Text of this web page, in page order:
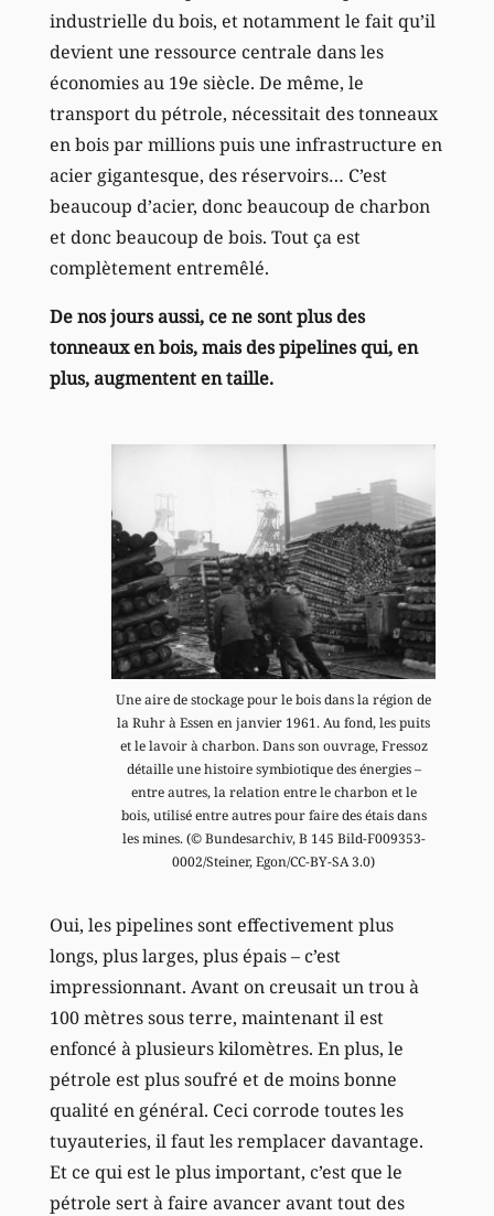
industrielle du bois, et notamment le fait qu’il
devient une ressource centrale dans les
économies au 19e siècle. De même, le
transport du pétrole, nécessitait des tonneaux
en bois par millions puis une infrastructure en
acier gigantesque, des réservoirs… C’est
beaucoup d’acier, donc beaucoup de charbon
et donc beaucoup de bois. Tout ça est
complètement entremêlé.
De nos jours aussi, ce ne sont plus des
tonneaux en bois, mais des pipelines qui, en
plus, augmentent en taille.
Une aire de stockage pour le bois dans la région de
la Ruhr à Essen en janvier 1961. Au fond, les puits
et le lavoir à charbon. Dans son ouvrage, Fressoz
détaille une histoire symbiotique des énergies –
entre autres, la relation entre le charbon et le
bois, utilisé entre autres pour faire des étais dans
les mines. (© Bundesarchiv, B 145 Bild-F009353-
0002/Steiner, Egon/CC-BY-SA 3.0)
Oui, les pipelines sont effectivement plus
longs, plus larges, plus épais – c’est
impressionnant. Avant on creusait un trou à
100 mètres sous terre, maintenant il est
enfoncé à plusieurs kilomètres. En plus, le
pétrole est plus soufré et de moins bonne
qualité en général. Ceci corrode toutes les
tuyauteries, il faut les remplacer davantage.
Et ce qui est le plus important, c’est que le
pétrole sert à faire avancer avant tout des